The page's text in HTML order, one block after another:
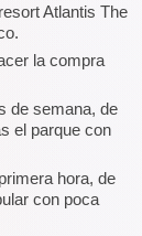
Atlantis The
la compra
de semana, de
el parque con
hora, de
con poca